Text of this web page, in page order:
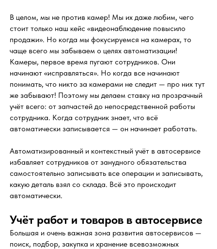
В целом, мы не против камер! Мы их даже любим, чего
стоит только наш кейс «видеонаблюдение повысило
продажи». Но когда мы фокусируемся на камерах, то
чаще всего мы забываем о целях автоматизации!
Камеры, первое время пугают сотрудников. Они
начинают «исправляться». Но когда все начинают
понимать, что никто за камерами не следит — про них тут
же забывают! Поэтому мы делаем ставку на прозрачный
учёт всего: от запчастей до непосредственной работы
сотрудника. Когда сотрудник знает, что всё
автоматически записывается — он начинает работать.
Автоматизированный и контекстный учёт в автосервисе
избавляет сотрудников от занудного обязательства
самостоятельно записывать все операции и записывать,
какую деталь взял со склада. Всё это происходит
автоматически.
Учёт работ и товаров в автосервисе
Большая и очень важная зона развития автосервисов —
поиск, подбор, закупка и хранение всевозможных